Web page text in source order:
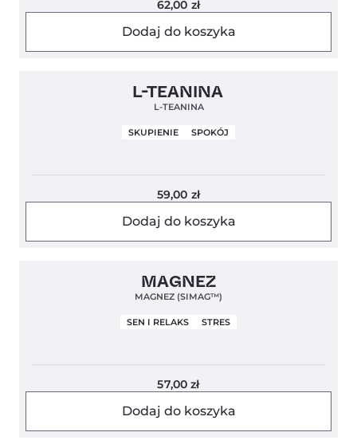
62,00 zł
Dodaj do koszyka
NowośćL-TEANINA
L-TEANINA
SKUPIENIE SPOKÓJ
59,00 zł
Dodaj do koszyka
MAGNEZ
MAGNEZ (SIMAG™)
SEN I RELAKS STRES
57,00zł
Dodaj do koszyka